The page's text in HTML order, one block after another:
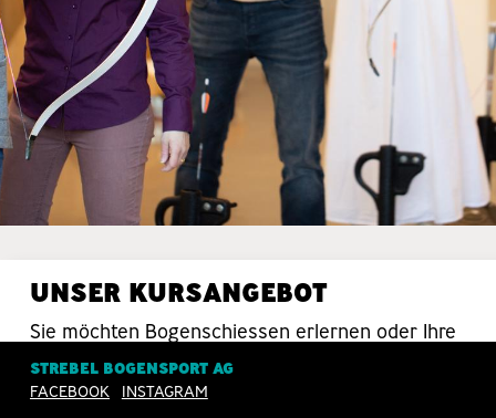
UNSER KURSANGEBOT
Sie möchten Bogenschiessen erlernen oder Ihre
Schiesstechnik verbessern? Da sind Sie bei uns
in guten Händen.
STREBEL BOGENSPORT AG
FACEBOOK
INSTAGRAM